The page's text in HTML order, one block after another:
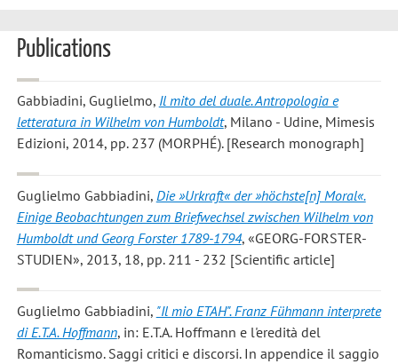
Publications
Gabbiadini, Guglielmo, Il mito del duale. Antropologia e
letteratura in Wilhelm von Humboldt, Milano - Udine, Mimesis
Edizioni, 2014, pp. 237 (MORPHÉ). [Research monograph]
Guglielmo Gabbiadini, Die »Urkraft« der »höchste[n] Moral«.
Einige Beobachtungen zum Briefwechsel zwischen Wilhelm von
Humboldt und Georg Forster 1789-1794, «GEORG-FORSTER-
STUDIEN», 2013, 18, pp. 211 - 232 [Scientific article]
Guglielmo Gabbiadini, "Il mio ETAH". Franz Fühmann interprete
di E.T.A. Hoffmann, in: E.T.A. Hoffmann e l'eredità del
Romanticismo. Saggi critici e discorsi. In appendice il saggio